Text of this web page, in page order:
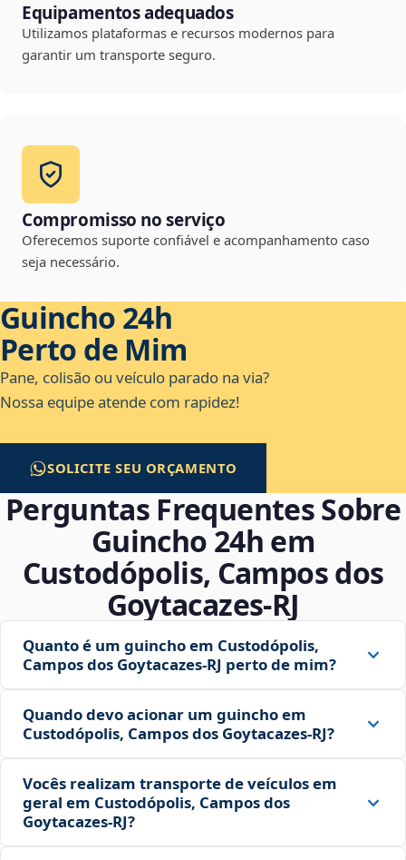
Equipamentos adequados
Utilizamos plataformas e recursos modernos para
garantir um transporte seguro.
Compromisso no serviço
Oferecemos suporte confiável e acompanhamento caso
seja necessário.
Guincho 24h
Perto de Mim
Pane, colisão ou veículo parado na via?
Nossa equipe atende com rapidez!
SOLICITE SEU ORÇAMENTO
Perguntas Frequentes Sobre
Guincho 24h em
Custodópolis, Campos dos
Goytacazes‑RJ
Quanto é um guincho em Custodópolis,
Campos dos Goytacazes‑RJ perto de mim?
Quando devo acionar um guincho em
Custodópolis, Campos dos Goytacazes‑RJ?
Vocês realizam transporte de veículos em
geral em Custodópolis, Campos dos
Goytacazes‑RJ?